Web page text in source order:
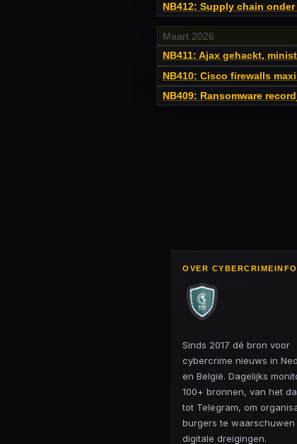
NB412: Supply chain
Maart 2026
NB411: Ajax gehackt,
NB410: Cisco firewalls
NB409: Ransomware
OVER CYBERCRIMEINFO
Sinds 2017 dé bron voor
cybercrime nieuws in
en België. Dagelijks
100+ bronnen, van het
tot Telegram, om
burgers te waarschuwen
digitale dreigingen.